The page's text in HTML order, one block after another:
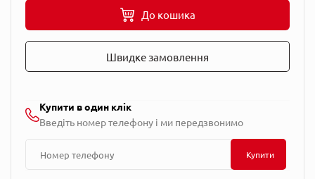
До кошика
Швидке замовлення
Купити в один клік
Введіть номер телефону і ми передзвонимо
Купити